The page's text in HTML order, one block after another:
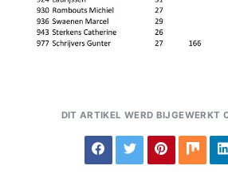
DIT ARTIKEL WERD